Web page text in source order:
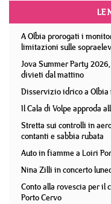
LE
A Olbia prorogati i
limitazioni sulle
Jova Summer Party
divieti dal mattino
Disservizio idrico a Olbia
Il Cala di Volpe approda
Stretta sui controlli in
contanti e sabbia rubata
Auto in fiamme a Loiri
Nina Zilli in concerto
Conto alla rovescia per il
Porto Cervo